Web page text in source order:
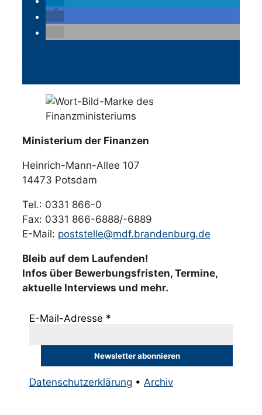
Ministerium der Finanzen
Heinrich-Mann-Allee 107
14473 Potsdam
Tel.: 0331 866-0
Fax: 0331 866-6888/-6889
E-Mail: poststelle@mdf.brandenburg.de
Bleib auf dem Laufenden!
Infos über Bewerbungsfristen, Termine,
aktuelle Interviews und mehr.
E-Mail-Adresse *
Datenschutzerklärung • Archiv